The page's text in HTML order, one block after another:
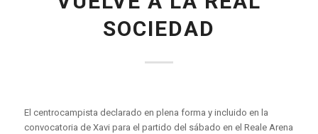
SOCIEDAD
El centrocampista declarado en plena forma y incluido en la
convocatoria de Xavi para el partido del sábado en el Reale Arena